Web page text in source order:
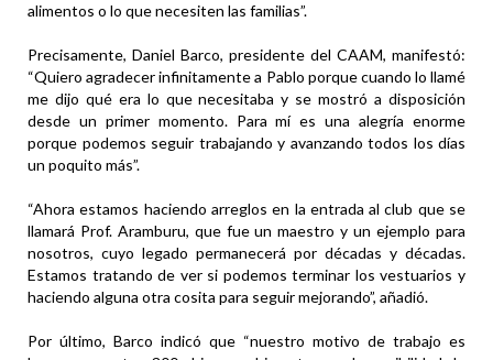
alimentos o lo que necesiten las familias”.
Precisamente, Daniel Barco, presidente del CAAM, manifestó:
“Quiero agradecer infinitamente a Pablo porque cuando lo llamé
me dijo qué era lo que necesitaba y se mostró a disposición
desde un primer momento. Para mí es una alegría enorme
porque podemos seguir trabajando y avanzando todos los días
un poquito más”.
“Ahora estamos haciendo arreglos en la entrada al club que se
llamará Prof. Aramburu, que fue un maestro y un ejemplo para
nosotros, cuyo legado permanecerá por décadas y décadas.
Estamos tratando de ver si podemos terminar los vestuarios y
haciendo alguna otra cosita para seguir mejorando”, añadió.
Por último, Barco indicó que “nuestro motivo de trabajo es